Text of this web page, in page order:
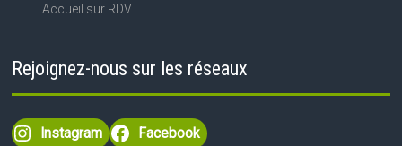
Accueil sur RDV.
Rejoignez-nous sur les réseaux
Instagram Facebook